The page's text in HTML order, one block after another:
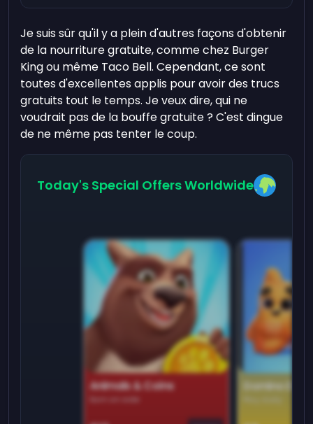
Je suis sûr qu'il y a plein d'autres façons d'obtenir
de la nourriture gratuite, comme chez Burger
King ou même Taco Bell. Cependant, ce sont
toutes d'excellentes applis pour avoir des trucs
gratuits tout le temps. Je veux dire, qui ne
voudrait pas de la bouffe gratuite ? C'est dingue
de ne même pas tenter le coup.
Today's Special Offers Worldwide
Animals & Coins Domino